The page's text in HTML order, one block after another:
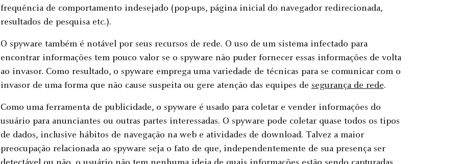
frequência de comportamento indesejado (pop-ups, página inicial do navegador redirecionada,
resultados de pesquisa etc.).
O spyware também é notável por seus recursos de rede. O uso de um sistema infectado para
encontrar informações tem pouco valor se o spyware não puder fornecer essas informações de volta
ao invasor. Como resultado, o spyware emprega uma variedade de técnicas para se comunicar com o
invasor de uma forma que não cause suspeita ou gere atenção das equipes de segurança de rede.
Como uma ferramenta de publicidade, o spyware é usado para coletar e vender informações do
usuário para anunciantes ou outras partes interessadas. O spyware pode coletar quase todos os tipos
de dados, inclusive hábitos de navegação na web e atividades de download. Talvez a maior
preocupação relacionada ao spyware seja o fato de que, independentemente de sua presença ser